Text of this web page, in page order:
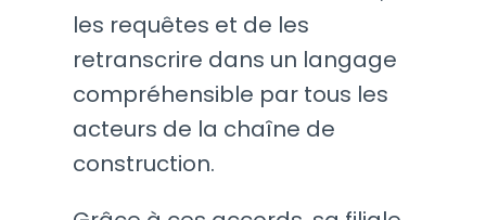
les requêtes et de les
retranscrire dans un langage
compréhensible par tous les
acteurs de la chaîne de
construction.